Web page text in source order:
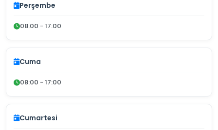
Perşembe
08:00 - 17:00
Cuma
08:00 - 17:00
Cumartesi